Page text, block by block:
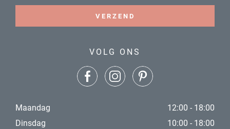
VERZEND
VOLG ONS
Maandag
12:00 - 18:00
Dinsdag
10:00 - 18:00